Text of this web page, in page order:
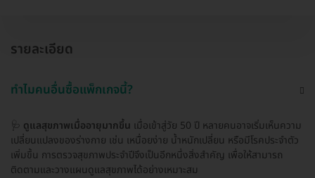
รายละเอียด
ทำไมคนอื่นซื้อแพ็กเกจนี้?
🩺 ดูแลสุขภาพเมื่ออายุมากขึ้น เมื่อเข้าสู่วัย 50 ปี หลายคนอาจเริ่มเห็นความ
เปลี่ยนแปลงของร่างกาย เช่น เหนื่อยง่าย น้ำหนักเปลี่ยน หรือมีโรคประจำตัว
เพิ่มขึ้น การตรวจสุขภาพประจำปีจึงเป็นอีกหนึ่งสิ่งสำคัญ เพื่อให้สามารถ
ติดตามและวางแผนดูแลสุขภาพได้อย่างเหมาะสม